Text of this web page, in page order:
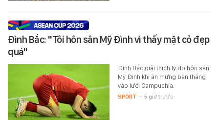
Đình Bắc: "Tôi hôn sân Mỹ Đình vì thấy mặt cỏ đẹp
quá"
Đình Bắc giải thích lý do hôn sân
Mỹ Đình khi ăn mừng bàn thắng
vào lưới Campuchia.
SPORT - 5 giờ trước